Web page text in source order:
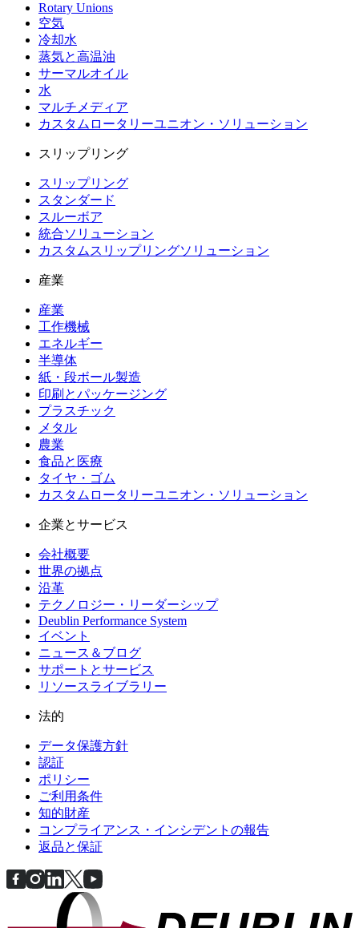
Rotary Unions
空気
冷却水
蒸気と高温油
サーマルオイル
水
マルチメディア
カスタムロータリーユニオン・ソリューション
スリップリング
スリップリング
スタンダード
スルーボア
統合ソリューション
カスタムスリップリングソリューション
産業
産業
工作機械
エネルギー
半導体
紙・段ボール製造
印刷とパッケージング
プラスチック
メタル
農業
食品と医療
タイヤ・ゴム
カスタムロータリーユニオン・ソリューション
企業とサービス
会社概要
世界の拠点
沿革
テクノロジー・リーダーシップ
Deublin Performance System
イベント
ニュース＆ブログ
サポートとサービス
リソースライブラリー
法的
データ保護方針
認証
ポリシー
ご利用条件
知的財産
コンプライアンス・インシデントの報告
返品と保証